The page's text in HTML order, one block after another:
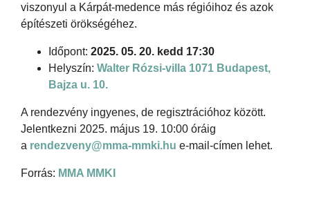
viszonyul a Kárpát-medence más régióihoz és azok
építészeti örökségéhez.
Időpont: 2025. 05. 20. kedd 17:30
Helyszín: Walter Rózsi-villa 1071 Budapest,
Bajza u. 10.
A rendezvény ingyenes, de regisztrációhoz között.
Jelentkezni 2025. május 19. 10:00 óráig
a rendezveny@mma-mmki.hu e-mail-címen lehet.
Forrás: MMA MMKI